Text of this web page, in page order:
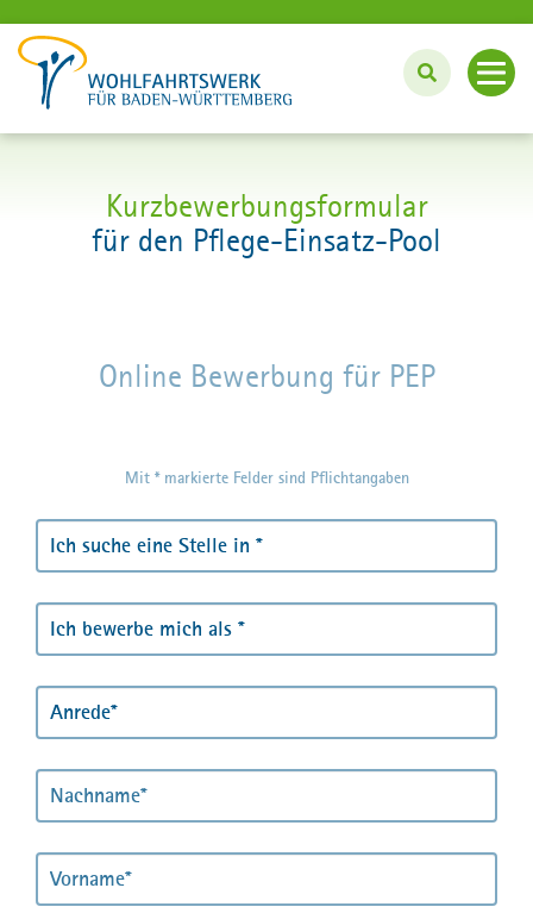
Arbeiten beim Wohlfahrtswerk
Ausbildung, Studium und Praktikum
Wohlfahrtswerk.de
Kontakt
Jetzt bewerben
Presse
MPortal
Interner Bereich
Kurzbewerbungsformular
für den Pflege-Einsatz-Pool
Online Bewerbung für PEP
Mit * markierte Felder sind Pflichtangaben